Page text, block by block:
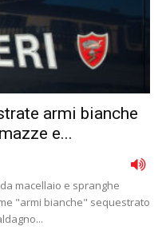
armi bianche
e...
macellaio e spranghe
"armi bianche" sequestrato